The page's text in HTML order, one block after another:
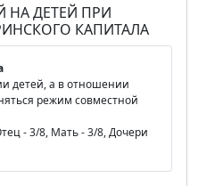
НА ДЕТЕЙ ПРИ
КАПИТАЛА
детей, а в отношении
режим совместной
- 3/8, Мать - 3/8, Дочери